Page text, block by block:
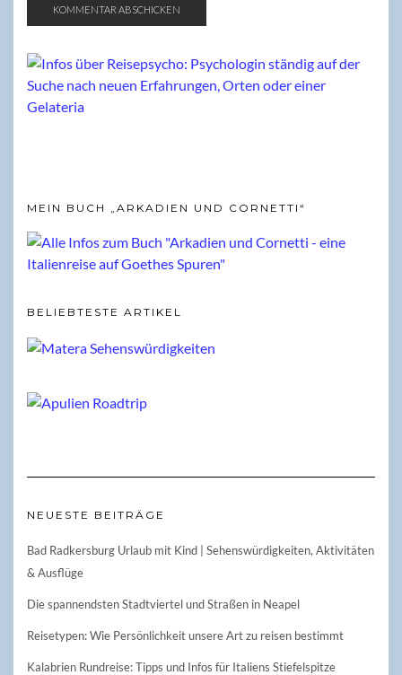
MEIN BUCH „ARKADIEN UND CORNETTI“
BELIEBTESTE ARTIKEL
NEUESTE BEITRÄGE
Bad Radkersburg Urlaub mit Kind | Sehenswürdigkeiten, Aktivitäten
& Ausflüge
Die spannendsten Stadtviertel und Straßen in Neapel
Reisetypen: Wie Persönlichkeit unsere Art zu reisen bestimmt
Kalabrien Rundreise: Tipps und Infos für Italiens Stiefelspitze